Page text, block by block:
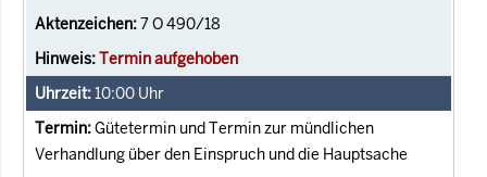
7 O 490/18
Termin aufgehoben
10:00 Uhr
Gütetermin und Termin zur mündlichen
Verhandlung über den Einspruch und die Hauptsache